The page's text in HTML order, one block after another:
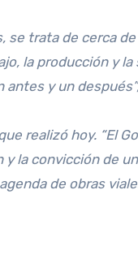
se trata de cerca
la producción y
y un
realizó hoy. “El
la convicción de
de obras